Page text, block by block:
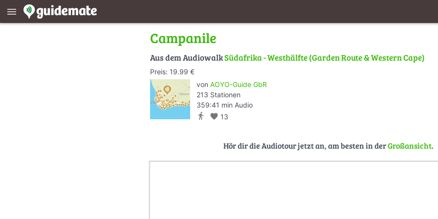
menu
Campanile
Aus dem AudiowalkSüdafrika - Westhälfte (Garden Route & Western Cape)
Preis: 19.99 €
von AOYO-Guide GbR
213 Stationen
359:41 min Audio
directions_walk favorite 13
Hör dir die Audiotour jetzt an, am besten in derGroßansicht.